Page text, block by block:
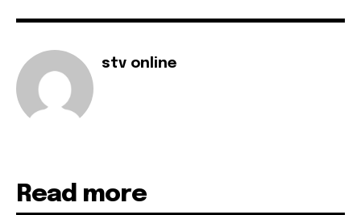
stv online
Read more